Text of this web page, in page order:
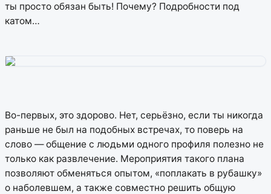
ты просто обязан быть! Почему? Подробности под
катом…
Во-первых, это здорово. Нет, серьёзно, если ты никогда
раньше не был на подобных встречах, то поверь на
слово — общение с людьми одного профиля полезно не
только как развлечение. Мероприятия такого плана
позволяют обменяться опытом, «поплакать в рубашку»
о наболевшем, а также совместно решить общую